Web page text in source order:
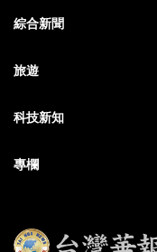
綜合新聞
旅遊
科技新知
專欄